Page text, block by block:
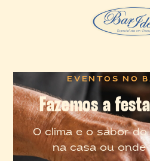
EVENTOS NO
Fazemos a
O clima e o sabor do
na casa ou onde